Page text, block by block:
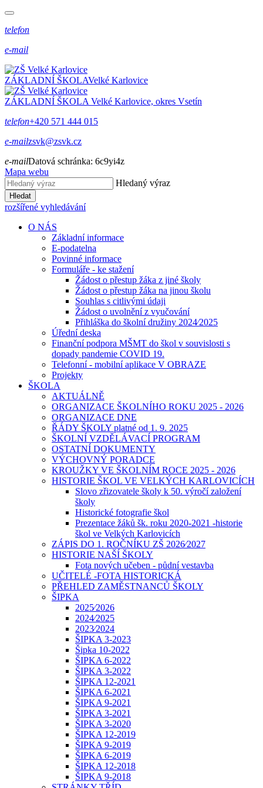
telefon
e-mail
ZÁKLADNÍ ŠKOLAVelké Karlovice
ZÁKLADNÍ ŠKOLA Velké Karlovice, okres Vsetín
telefon+420 571 444 015
e-mailzsvk@zsvk.cz
e-mailDatová schránka: 6c9yi4z
Mapa webu
Hledaný výraz
Hledat
rozšířené vyhledávání
O NÁS
Základní informace
E-podatelna
Povinné informace
Formuláře - ke stažení
Žádost o přestup žáka z jiné školy
Žádost o přestup žáka na jinou školu
Souhlas s citlivými údaji
Žádost o uvolnění z vyučování
Přihláška do školní družiny 2024⁄2025
Úřední deska
Finanční podpora MŠMT do škol v souvislosti s
dopady pandemie COVID 19.
Telefonní - mobilní aplikace V OBRAZE
Projekty
ŠKOLA
AKTUÁLNĚ
ORGANIZACE ŠKOLNÍHO ROKU 2025 - 2026
ORGANIZACE DNE
ŘÁDY ŠKOLY platné od 1. 9. 2025
ŠKOLNÍ VZDĚLÁVACÍ PROGRAM
OSTATNÍ DOKUMENTY
VÝCHOVNÝ PORADCE
KROUŽKY VE ŠKOLNÍM ROCE 2025 - 2026
HISTORIE ŠKOL VE VELKÝCH KARLOVICÍCH
Slovo zřizovatele školy k 50. výročí založení
školy
Historické fotografie škol
Prezentace žáků šk. roku 2020-2021 -historie
škol ve Velkých Karlovicích
ZÁPIS DO 1. ROČNÍKU ZŠ 2026⁄2027
HISTORIE NAŠÍ ŠKOLY
Fota nových učeben - půdní vestavba
UČITELÉ -FOTA HISTORICKÁ
PŘEHLED ZAMĚSTNANCŮ ŠKOLY
ŠIPKA
2025⁄2026
2024⁄2025
2023⁄2024
ŠIPKA 3-2023
Šipka 10-2022
ŠIPKA 6-2022
ŠIPKA 3-2022
ŠIPKA 12-2021
ŠIPKA 6-2021
ŠIPKA 9-2021
ŠIPKA 3-2021
ŠIPKA 3-2020
ŠIPKA 12-2019
ŠIPKA 9-2019
ŠIPKA 6-2019
ŠIPKA 12-2018
ŠIPKA 9-2018